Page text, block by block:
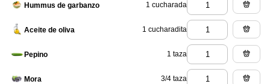
Hummus de garbanzo 1 cucharada
Aceite de oliva 1 cucharadita
Pepino 1 taza
Mora 3/4 taza